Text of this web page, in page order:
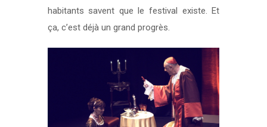
habitants savent que le festival existe. Et
ça, c’est déjà un grand progrès.